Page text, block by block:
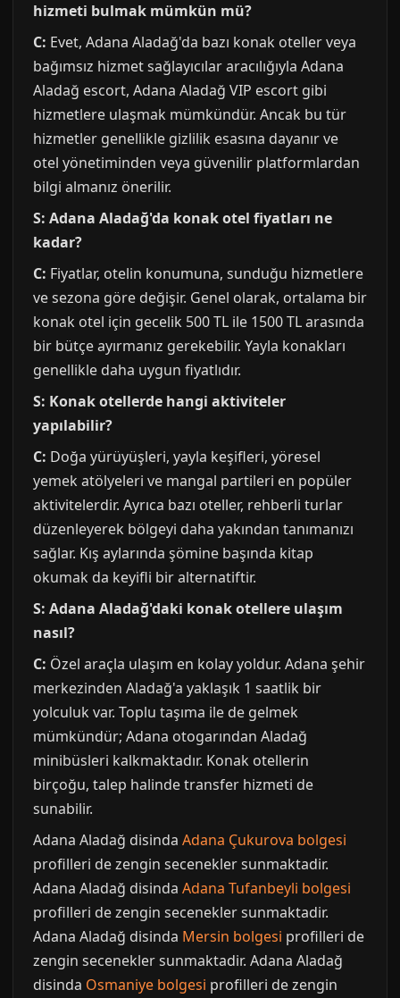
hizmeti bulmak mümkün mü?
C: Evet, Adana Aladağ'da bazı konak oteller veya
bağımsız hizmet sağlayıcılar aracılığıyla Adana
Aladağ escort, Adana Aladağ VIP escort gibi
hizmetlere ulaşmak mümkündür. Ancak bu tür
hizmetler genellikle gizlilik esasına dayanır ve
otel yönetiminden veya güvenilir platformlardan
bilgi almanız önerilir.
S: Adana Aladağ'da konak otel fiyatları ne
kadar?
C: Fiyatlar, otelin konumuna, sunduğu hizmetlere
ve sezona göre değişir. Genel olarak, ortalama bir
konak otel için gecelik 500 TL ile 1500 TL arasında
bir bütçe ayırmanız gerekebilir. Yayla konakları
genellikle daha uygun fiyatlıdır.
S: Konak otellerde hangi aktiviteler
yapılabilir?
C: Doğa yürüyüşleri, yayla keşifleri, yöresel
yemek atölyeleri ve mangal partileri en popüler
aktivitelerdir. Ayrıca bazı oteller, rehberli turlar
düzenleyerek bölgeyi daha yakından tanımanızı
sağlar. Kış aylarında şömine başında kitap
okumak da keyifli bir alternatiftir.
S: Adana Aladağ'daki konak otellere ulaşım
nasıl?
C: Özel araçla ulaşım en kolay yoldur. Adana şehir
merkezinden Aladağ'a yaklaşık 1 saatlik bir
yolculuk var. Toplu taşıma ile de gelmek
mümkündür; Adana otogarından Aladağ
minibüsleri kalkmaktadır. Konak otellerin
birçoğu, talep halinde transfer hizmeti de
sunabilir.
Adana Aladağ disinda Adana Çukurova bolgesi
profilleri de zengin secenekler sunmaktadir.
Adana Aladağ disinda Adana Tufanbeyli bolgesi
profilleri de zengin secenekler sunmaktadir.
Adana Aladağ disinda Mersin bolgesi profilleri de
zengin secenekler sunmaktadir. Adana Aladağ
disinda Osmaniye bolgesi profilleri de zengin